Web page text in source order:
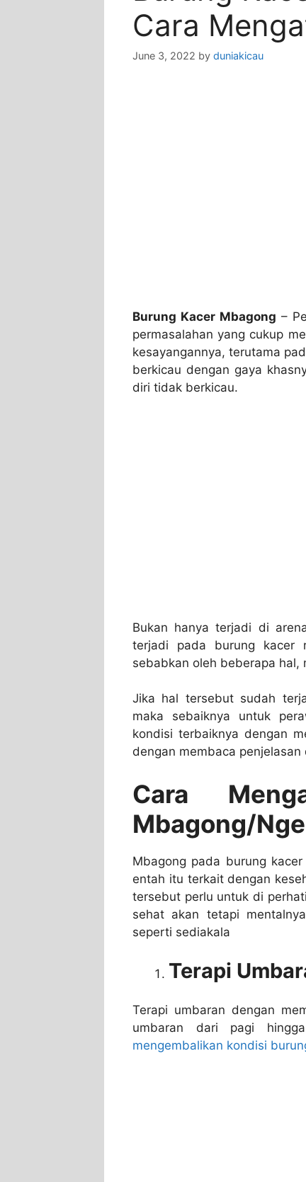
Cara
June 3, 2022 by duniakicau
Burung Kacer Mbagong –
permasalahan yang cukup
kesayangannya, terutama
berkicau dengan gaya
diri tidak berkicau.
Bukan hanya terjadi di
terjadi pada burung kacer
sebabkan oleh beberapa hal,
Jika hal tersebut sudah
maka sebaiknya untuk
kondisi terbaiknya dengan
dengan membaca penjelasan
Cara
Mbagong/
Mbagong pada burung
entah itu terkait dengan
tersebut perlu untuk di
sehat akan tetapi
seperti sediakala
Terapi
Terapi umbaran dengan
umbaran dari pagi
mengembalikan kondisi